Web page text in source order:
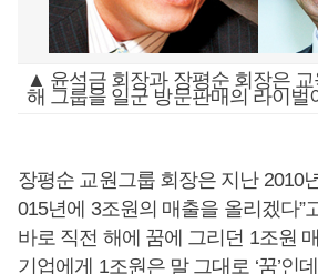
▲ 윤석금 회장과 장평순 회장은
해 그룹을 일군 방문판매의 라이벌
장평순 교원그룹 회장은 지난 2010
015년에 3조원의 매출을 올리겠다”
바로 직전 해에 꿈에 그리던 1조원
기업에게 1조원은 말 그대로 ‘꿈’인